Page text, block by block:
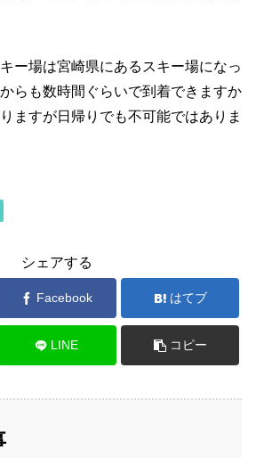
ー場は宮崎県にあるスキー場になっ
らも数時間ぐらいで到着できますか
ますが日帰りでも不可能ではありま
シェアする
Facebook はてブ
LINE コピー